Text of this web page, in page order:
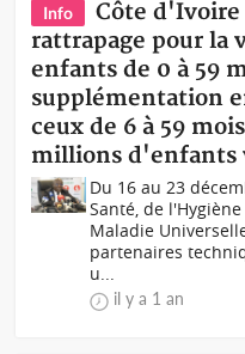
Info
Côte d'Ivoire
rattrapage pour la
enfants de 0 à 59
supplémentation
ceux de 6 à 59
millions d'enfants
Du 16 au 23
Santé, de
Maladie
partenaires
u...
il y a 1 an